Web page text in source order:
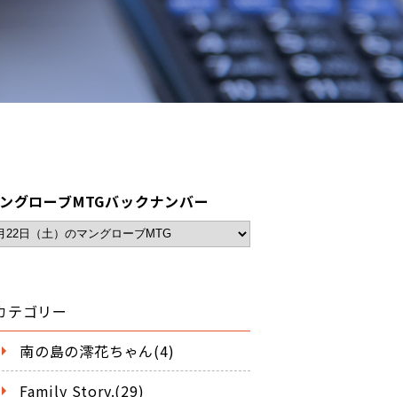
グローブMTGバックナンバー
テゴリー
南の島の澪花ちゃん(4)
Family Story.(29)